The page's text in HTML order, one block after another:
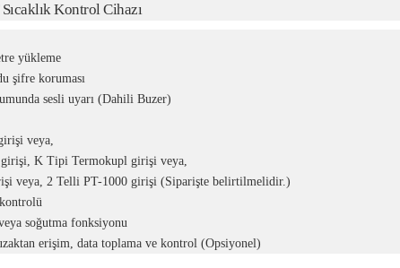
Kontrol Cihazı
yükleme
şifre koruması
sesli uyarı (Dahili Buzer)
veya,
K Tipi Termokupl girişi veya,
veya, 2 Telli PT-1000 girişi (Siparişte belirtilmelidir.)
soğutma fonksiyonu
erişim, data toplama ve kontrol (Opsiyonel)